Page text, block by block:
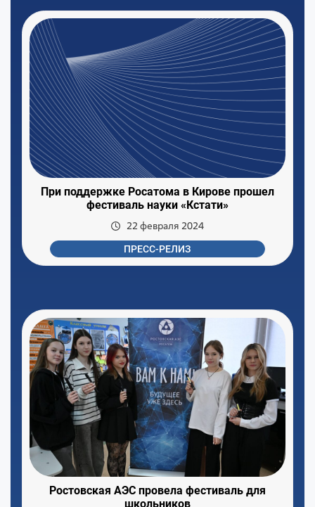
При поддержке Росатома в Кирове прошел
фестиваль науки «Кстати»
22 февраля 2024
ПРЕСС-РЕЛИЗ
Ростовская АЭС провела фестиваль для
школьников